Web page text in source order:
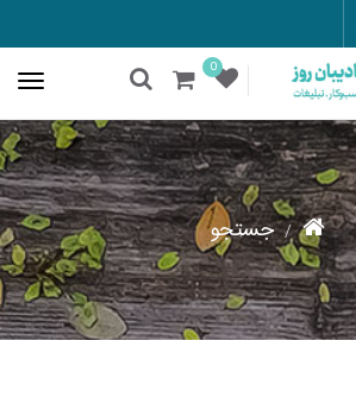
0
جستجو